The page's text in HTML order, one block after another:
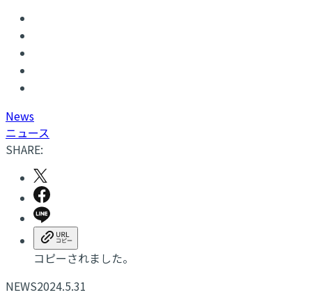
News
ニュース
SHARE:
コピーされました。
NEWS2024.5.31